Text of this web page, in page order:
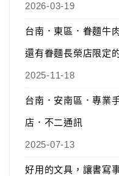
2026-03-19
台南．東區．眷麵牛
還有眷麵長榮店限定
2025-11-18
台南．安南區．專業
店．不二通訊
2025-07-13
好用的文具，讓書寫